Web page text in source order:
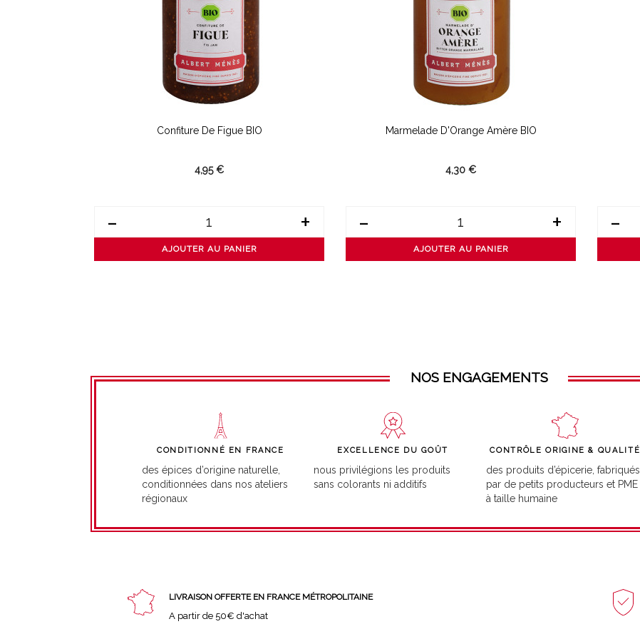
Confiture De Figue BIO
4,95 €
- +
AJOUTER AU PANIER
Marmelade D'Orange Amère BIO
4,30 €
- +
AJOUTER AU PANIER
-
NOS ENGAGEMENTS
CONDITIONNÉ EN FRANCE
des épices d’origine naturelle,
conditionnées dans nos ateliers
régionaux
EXCELLENCE DU GOÛT
nous privilégions les produits
sans colorants ni additifs
CONTRÔLE ORIGINE & QUALITÉ
des produits d’épicerie, fabriqués
par de petits producteurs et PME
à taille humaine
LIVRAISON OFFERTE EN FRANCE MÉTROPOLITAINE
A partir de 50€ d'achat